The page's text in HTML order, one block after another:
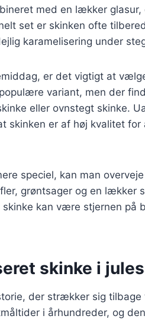
med en lækker
set er skinken ofte
karamelisering under
er det vigtigt at
variant, men der
eller ovnstegt skinke.
skinken er af høj kvalitet for
speciel, kan man
grøntsager og en lækker
kan være stjernen på
skinke i
der strækker sig
i århundreder, og